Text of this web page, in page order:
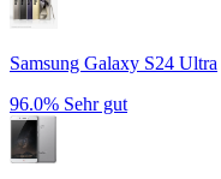
Samsung Galaxy S24 Ultra
96.0% Sehr gut